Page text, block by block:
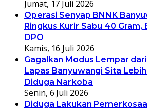
Jumat, 17 Juli 2026
Operasi Senyap BNNK
Ringkus Kurir Sabu 40 Gram,
DPO
Kamis, 16 Juli 2026
Gagalkan Modus Lempar
Lapas Banyuwangi Sita
Diduga Narkoba
Senin, 6 Juli 2026
Diduga Lakukan